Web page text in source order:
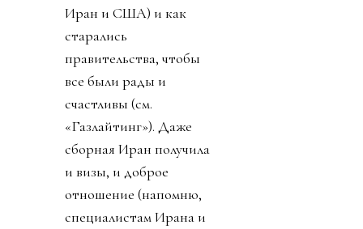
Иран и США) и как
старались
правительства, чтобы
все были рады и
счастливы (см.
«Газлайтинг»). Даже
сборная Иран получила
и визы, и доброе
отношение (напомню,
специалистам Ирана и